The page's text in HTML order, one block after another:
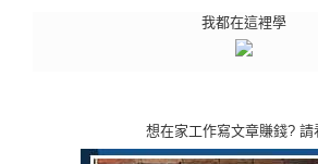
我都在這裡學
想在家工作寫文章賺錢? 請